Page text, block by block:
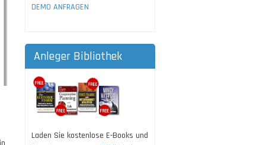
DEMO ANFRAGEN
Anleger Bibliothek
Laden Sie kostenlose E-Books und